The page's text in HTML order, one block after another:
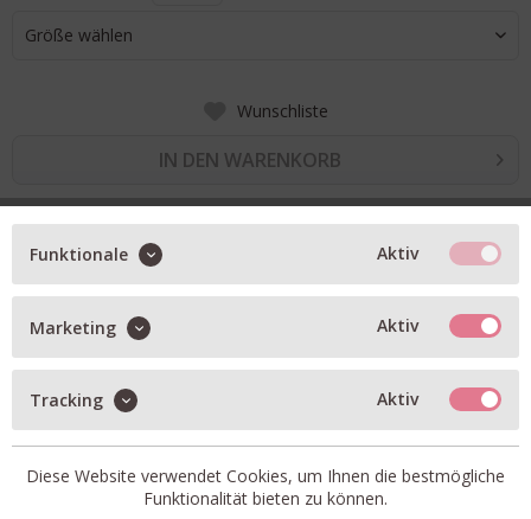
Größe wählen
Wunschliste
IN DEN WARENKORB
BESCHREIBUNG
Coole Baggy Jeans von True Religion
mittlere Bundhöhe
weites Bein
helle Waschung
mit Stretchanteil
Funktionale Aktiv
Marketing Aktiv
Tracking Aktiv
Diese Website verwendet Cookies, um Ihnen die bestmögliche
Funktionalität bieten zu können.